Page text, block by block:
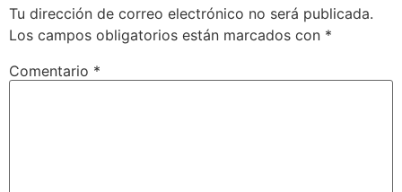
Tu dirección de correo electrónico no será publicada.
Los campos obligatorios están marcados con *
Comentario *